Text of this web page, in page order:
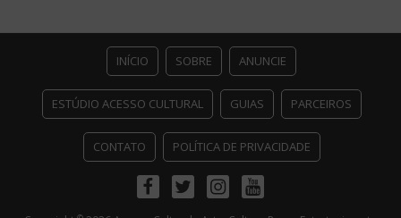
INÍCIO SOBRE ANUNCIE
ESTÚDIO ACESSO CULTURAL GUIAS PARCEIROS
CONTATO POLÍTICA DE PRIVACIDADE
FacebookTwitterInstagramYoutube